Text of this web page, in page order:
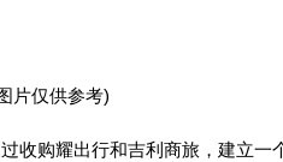
片仅供参考)
收购耀出行和吉利商旅，建立一